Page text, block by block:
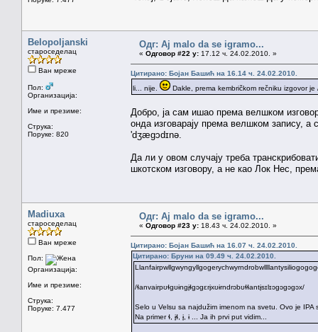
Belopoljanski
староседелац
Ван мреже
Пол:
Организација:
Име и презиме:
Струка:
Поруке: 820
Одг: Aj malo da se igramo...
« Одговор #22 у: 17.12 ч. 24.02.2010. »
Цитирано: Бојан Башић на 16.14 ч. 24.02.2010.
li... nije.
Dakle, prema kembričkom rečniku izgovor
Добро, ја сам ишао према велшком
онда изговарају према велшком запису, а
'dʒæɡɔdɪnə.
Да ли у овом случају треба
шкотском изговору, а не као Лок Нес,
Madiuxa
староседелац
Ван мреже
Пол:
Организација:
Име и презиме:
Струка:
Поруке: 7.477
Одг: Aj malo da se igramo...
« Одговор #23 у: 18.43 ч. 24.02.2010. »
Цитирано: Бојан Башић на 16.07 ч. 24.02.2010.
Цитирано: Бруни на 09.49 ч. 24.02.2010.
/ɬanvairpʊɬgʊɨngɨ̞ɬgɔgɛrɨ̞xʊɨrndrɔbʊɬɬantɨ̞sɪlɪɔgɔgɔgɔx/
Selo u Velsu sa najdužim imenom na svetu. Ovo je
Na primer ɬ, ɨ̞ɬ, ɨ̞, ɨ ... Ja ih prvi put vidim...